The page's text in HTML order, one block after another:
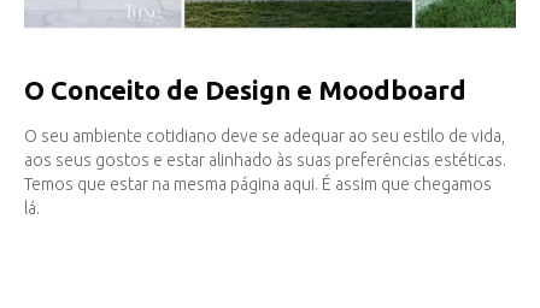
O Conceito de Design e Moodboard
O seu ambiente cotidiano deve se adequar ao seu estilo de vida,
aos seus gostos e estar alinhado às suas preferências estéticas.
Temos que estar na mesma página aqui. É assim que chegamos
lá.